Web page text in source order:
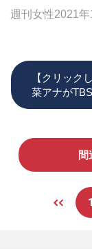
週刊女性2021
【クリック
菜アナが
間
1